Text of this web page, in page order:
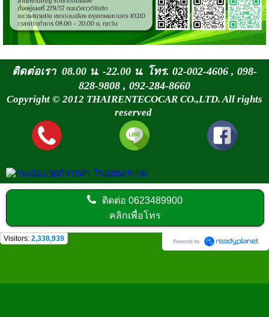
ติดต่อเรา 08.00 น. -22.00 น. โทร. 02-002-4606 , 098-
828-9808 , 092-284-8660
Copyright © 2012 THAIRENTECOCAR CO.,LTD. All rights
reserved
ติดต่อ0623489900
คลิกเพื่อโทร
Visitors: 2,338,939